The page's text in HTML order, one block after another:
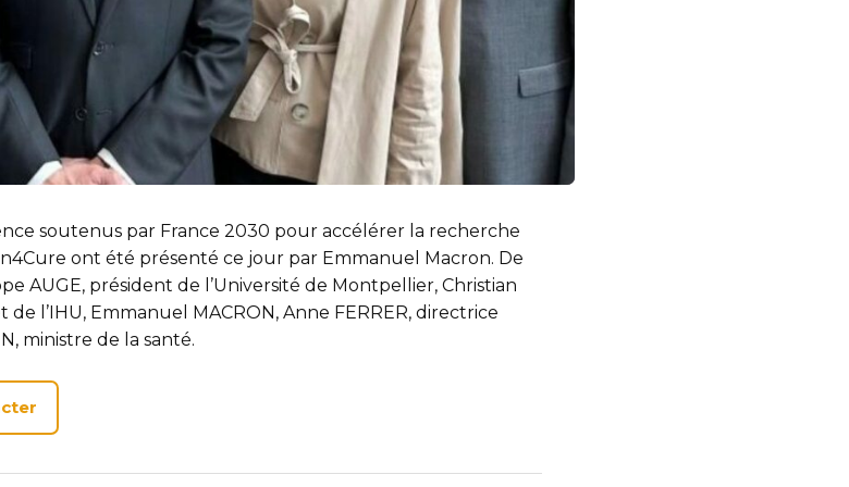
soutenus par France 2030 pour accélérer la recherche
ont été présenté ce jour par Emmanuel Macron. De
AUGE, président de l’Université de Montpellier, Christian
de l’IHU, Emmanuel MACRON, Anne FERRER, directrice
ministre de la santé.